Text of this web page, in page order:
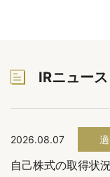
IRニュース
2026.08.07
自己株式の取得状